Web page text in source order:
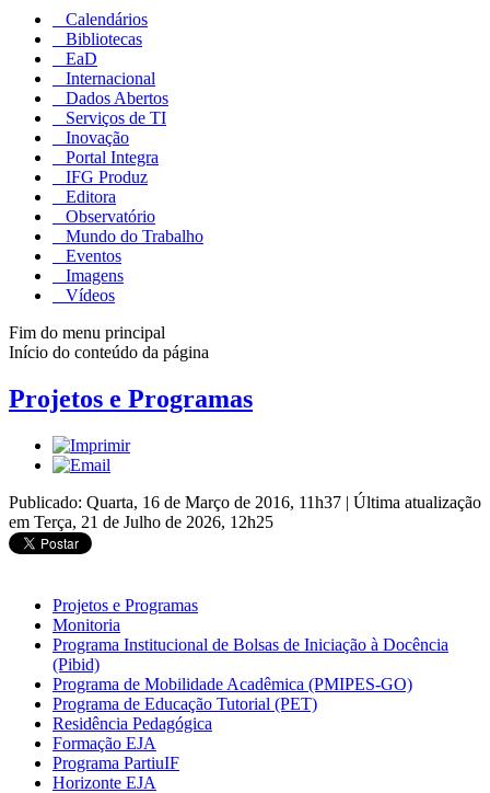
Calendários
Bibliotecas
EaD
Internacional
Dados Abertos
Serviços de TI
Inovação
Portal Integra
IFG Produz
Editora
Observatório
Mundo do Trabalho
Eventos
Imagens
Vídeos
Fim do menu principal
Início do conteúdo da página
Projetos e Programas
Publicado: Quarta, 16 de Março de 2016, 11h37 | Última atualização
em Terça, 21 de Julho de 2026, 12h25
Projetos e Programas
Monitoria
Programa Institucional de Bolsas de Iniciação à Docência
(Pibid)
Programa de Mobilidade Acadêmica (PMIPES-GO)
Programa de Educação Tutorial (PET)
Residência Pedagógica
Formação EJA
Programa PartiuIF
Horizonte EJA